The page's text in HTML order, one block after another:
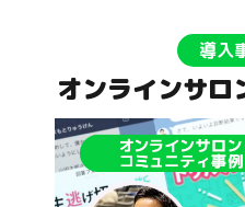
導入
オンラインサロ